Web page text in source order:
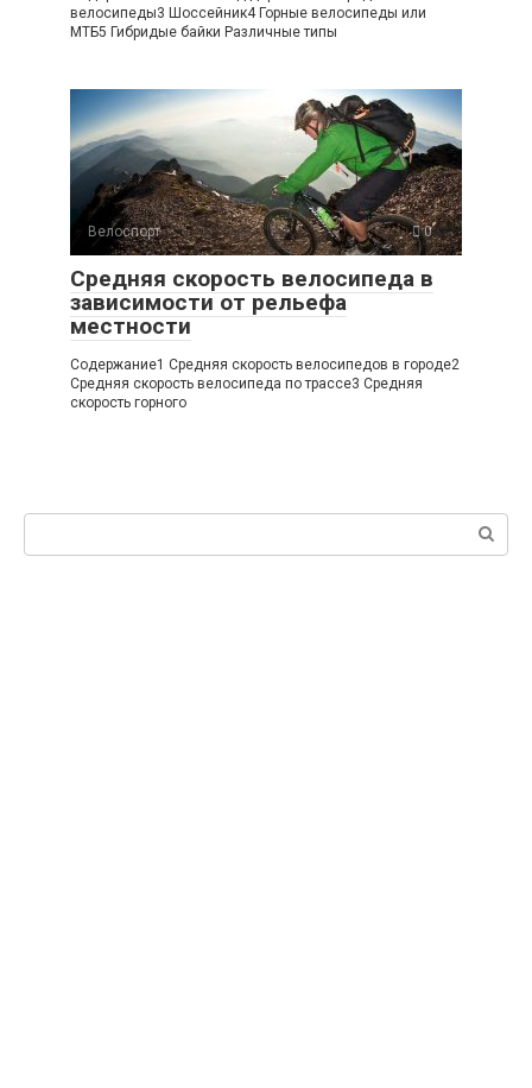
велосипеды3 Шоссейник4 Горные велосипеды или
МТБ5 Гибридые байки Различные типы
Велоспорт 0
Средняя скорость велосипеда в
зависимости от рельефа
местности
Содержание1 Средняя скорость велосипедов в городе2
Средняя скорость велосипеда по трассе3 Средняя
скорость горного